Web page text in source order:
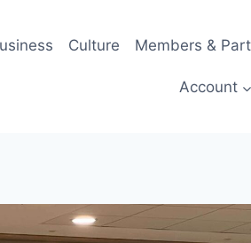
Culture Members &
Account